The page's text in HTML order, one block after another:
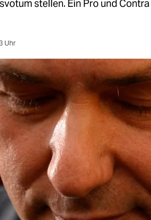
stellen. Ein Pro und
Uhr